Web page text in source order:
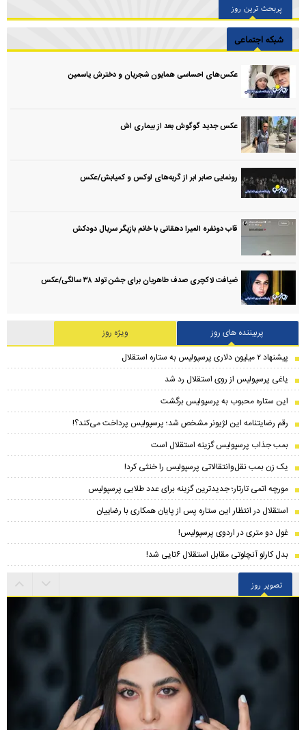
پربحث ترین روز
شبکه اجتماعی
عکس‌های احساسی همایون شجریان و دخترش یاسمین
عکس جدید گوگوش بعد از بیماری اش
رونمایی صابر ابر از گربه‌های لوکس و کمیابش/عکس
قاب دونفره المیرا دهقانی با خانم بازیگر سریال دودکش
ضیافت لاکچری صدف طاهریان برای جشن تولد ۳۸ سالگی‌/عکس
پربیننده های روز
ویژه روز
پیشنهاد ۲ میلیون دلاری پرسپولیس به ستاره استقلال
یاغی پرسپولیس از روی استقلال رد شد
این ستاره محبوب به پرسپولیس برگشت
رقم رضایتنامه این لژیونر مشخص شد؛ پرسپولیس پرداخت می‌کند؟!
بمب جذاب پرسپولیس گزینه استقلال است
یک زن بمب نقل‌وانتقالاتی پرسپولیس را خنثی کرد!
مورچه اتمی تارتار؛ جدیدترین گزینه برای عدد طلایی پرسپولیس
استقلال در انتظار این ستاره پس از پایان همکاری با رضاییان
غول دو متری در اردوی پرسپولیس!
بدل کارلو آنچلوتی مقابل استقلال ۶تایی شد!
تصویر روز